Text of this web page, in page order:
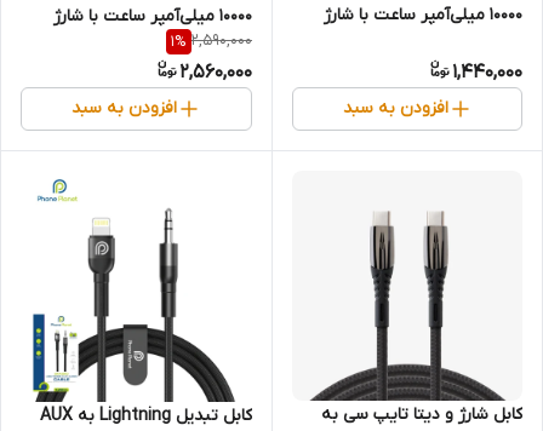
10000 میلی‌آمپر ساعت با شارژ
1,440,000
افزودن به سبد
10000 میلی‌آمپر ساعت با شارژ
سریع 22.5 وات و نمایشگر
دیجیتال
2,590,000
1%
2,560,000
افزودن به سبد
کابل شارژ و دیتا تایپ سی به
کابل تبدیل Lightning به AUX